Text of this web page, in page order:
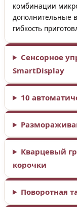
комбинации
дополнительные
гибкость
Сенсорное
SmartDisplay
10
Кварцевый
корочки
Поворотная